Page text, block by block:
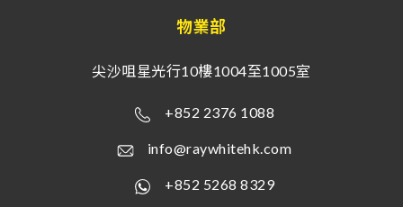
物業部
尖沙咀星光行10樓1004至1005室
+852 2376 1088
info@raywhitehk.com
+852 5268 8329